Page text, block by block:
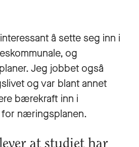
å sette seg inn i
og
Jeg jobbet også
og var blant annet
bærekraft inn i
næringsplanen.